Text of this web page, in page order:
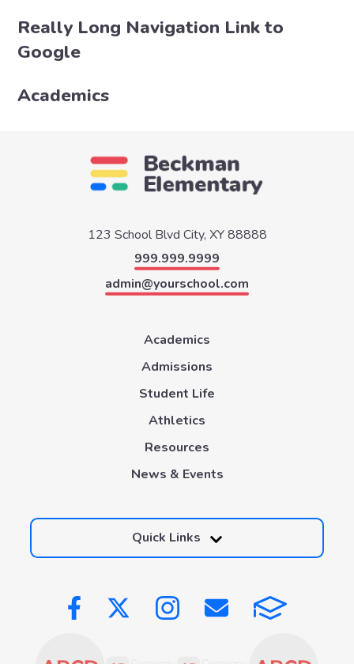
Really Long Navigation Link to
Google
Academics
123 School Blvd City, XY 88888
999.999.9999
admin@yourschool.com
Academics
Admissions
Student Life
Athletics
Resources
News & Events
Quick Links